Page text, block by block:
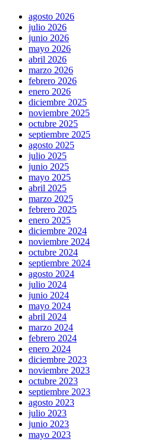
agosto 2026
julio 2026
junio 2026
mayo 2026
abril 2026
marzo 2026
febrero 2026
enero 2026
diciembre 2025
noviembre 2025
octubre 2025
septiembre 2025
agosto 2025
julio 2025
junio 2025
mayo 2025
abril 2025
marzo 2025
febrero 2025
enero 2025
diciembre 2024
noviembre 2024
octubre 2024
septiembre 2024
agosto 2024
julio 2024
junio 2024
mayo 2024
abril 2024
marzo 2024
febrero 2024
enero 2024
diciembre 2023
noviembre 2023
octubre 2023
septiembre 2023
agosto 2023
julio 2023
junio 2023
mayo 2023